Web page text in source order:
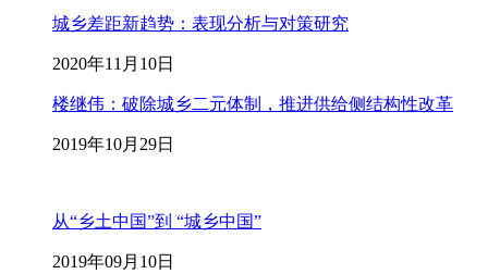
城乡差距新趋势：表现分析与对策研究
2020年11月10日
楼继伟：破除城乡二元体制，推进供给侧结构性改革
2019年10月29日
从“乡土中国”到 “城乡中国”
2019年09月10日